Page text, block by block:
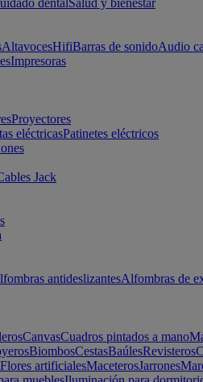
dentalSalud y bienestar
AltavocesHifiBarras de sonidoAudio
Impresoras
Proyectores
eléctricasPatinetes eléctricos
Jack
antideslizantesAlfombras de
CanvasCuadros pintados a mano
BiombosCestasBaúlesRevisteros
Flores artificialesMaceterosJarrones